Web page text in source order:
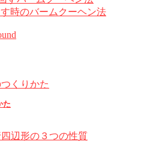
時のバームクーヘン法
た